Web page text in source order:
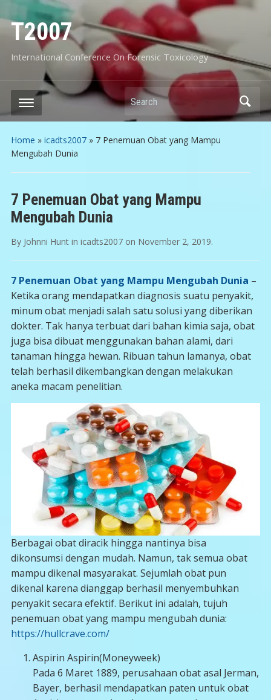
T2007
International Conference On Forensic Toxicology
Search
Home » icadts2007» 7 Penemuan Obat yang Mampu
Mengubah Dunia
7 Penemuan Obat yang Mampu
Mengubah Dunia
By Johnni Hunt in icadts2007on November 2, 2019.
7 Penemuan Obat yang Mampu Mengubah Dunia –
Ketika orang mendapatkan diagnosis suatu penyakit,
minum obat menjadi salah satu solusi yang diberikan
dokter. Tak hanya terbuat dari bahan kimia saja, obat
juga bisa dibuat menggunakan bahan alami, dari
tanaman hingga hewan. Ribuan tahun lamanya, obat
telah berhasil dikembangkan dengan melakukan
aneka macam penelitian.
Berbagai obat diracik hingga nantinya bisa
dikonsumsi dengan mudah. Namun, tak semua obat
mampu dikenal masyarakat. Sejumlah obat pun
dikenal karena dianggap berhasil menyembuhkan
penyakit secara efektif. Berikut ini adalah, tujuh
penemuan obat yang mampu mengubah dunia:
https://hullcrave.com/
Aspirin Aspirin(Moneyweek)
Pada 6 Maret 1889, perusahaan obat asal Jerman,
Bayer, berhasil mendapatkan paten untuk obat